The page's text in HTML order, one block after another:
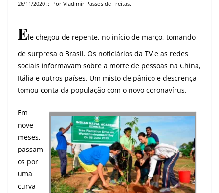
26/11/2020 :: Por Vladimir Passos de Freitas.
Ele chegou de repente, no início de março, tomando
de surpresa o Brasil. Os noticiários da TV e as redes
sociais informavam sobre a morte de pessoas na China,
Itália e outros países. Um misto de pânico e descrença
tomou conta da população com o novo coronavírus.
Em
nove
meses,
passam
os por
uma
curva